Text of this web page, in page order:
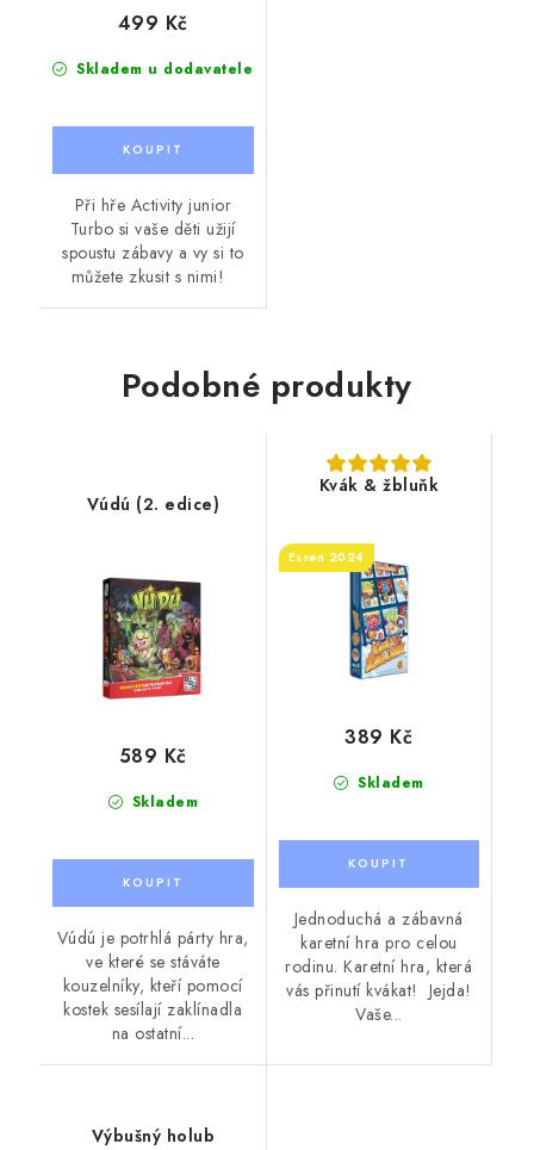
Skladem u dodavatele
499 Kč
Při hře Activity junior
Turbo si vaše děti užijí
spoustu zábavy a vy si to
můžete zkusit s nimi!
Podobné produkty
Vúdú (2. edice)
Skladem
589 Kč
Vúdú je potrhlá párty hra,
ve které se stáváte
kouzelníky, kteří pomocí
kostek sesílají zaklínadla
na ostatní...
Kvák & žbluňk
Essen 2024
Skladem
389 Kč
Jednoduchá a zábavná
karetní hra pro celou
rodinu. Karetní hra, která
vás přinutí kvákat! Jejda!
Vaše...
Výbušný holub